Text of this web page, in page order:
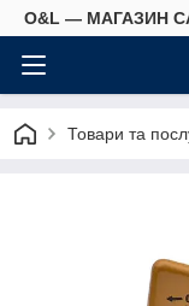
O&L — МАГАЗИН
Товари та